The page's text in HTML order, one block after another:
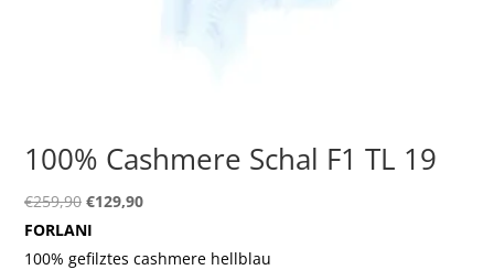
100% Cashmere Schal F1 TL 19
€259,90 Ursprünglicher
Preis
war:
€129,90Aktueller
ist:
FORLANI
100% gefilztes cashmere hellblau